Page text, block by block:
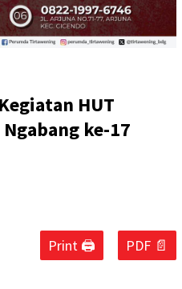
HUT
ke-17
Print 🖨 PDF 📄